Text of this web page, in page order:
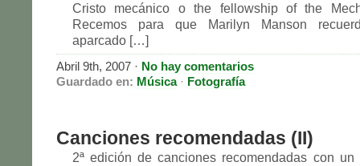
Cristo mecánico o the fellowship of the
Recemos para que Marilyn Manson
aparcado […]
Abril 9th, 2007 · No hay comentarios
Guardado en: Música· Fotografía
Canciones recomendadas (II)
2ª edición de canciones recomendadas con